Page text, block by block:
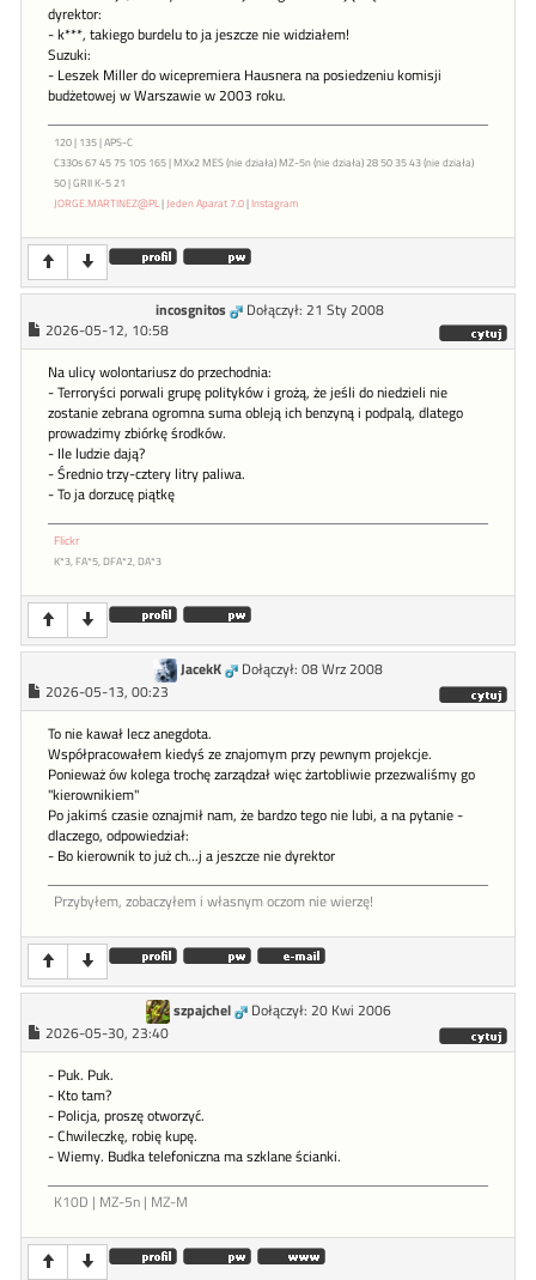
dyrektor:
- k***, takiego burdelu to ja jeszcze nie widziałem!
Suzuki:
- Leszek Miller do wicepremiera Hausnera na posiedzeniu komisji
budżetowej w Warszawie w 2003 roku.
120 | 135 | APS-C
C330s 67 45 75 105 165 | MXx2 MES (nie działa) MZ-5n (nie działa) 28 50 35 43 (nie działa)
50 | GRII K-5 21
JORGE.MARTINEZ@PL| Jeden Aparat 7.0|Instagram
incosgnitos
Dołączył: 21 Sty 2008
2026-05-12, 10:58
Na ulicy wolontariusz do przechodnia:
- Terroryści porwali grupę polityków i grożą, że jeśli do niedzieli nie
zostanie zebrana ogromna suma obleją ich benzyną i podpalą, dlatego
prowadzimy zbiórkę środków.
- Ile ludzie dają?
- Średnio trzy-cztery litry paliwa.
- To ja dorzucę piątkę
Flickr
K*3, FA*5, DFA*2, DA*3
JacekK
Dołączył: 08 Wrz 2008
2026-05-13, 00:23
To nie kawał lecz anegdota.
Współpracowałem kiedyś ze znajomym przy pewnym projekcje.
Ponieważ ów kolega trochę zarządzał więc żartobliwie przezwaliśmy go
"kierownikiem"
Po jakimś czasie oznajmił nam, że bardzo tego nie lubi, a na pytanie -
dlaczego, odpowiedział:
- Bo kierownik to już ch...j a jeszcze nie dyrektor
Przybyłem, zobaczyłem i własnym oczom nie wierzę!
szpajchel
Dołączył: 20 Kwi 2006
2026-05-30, 23:40
- Puk. Puk.
- Kto tam?
- Policja, proszę otworzyć.
- Chwileczkę, robię kupę.
- Wiemy. Budka telefoniczna ma szklane ścianki.
K10D | MZ-5n | MZ-M